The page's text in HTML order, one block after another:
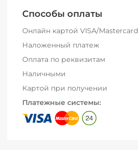
Способы оплаты
Онлайн картой VISA/Mastercard
Наложенный платеж
Оплата по реквизитам
Наличными
Картой при получении
Платежные системы: